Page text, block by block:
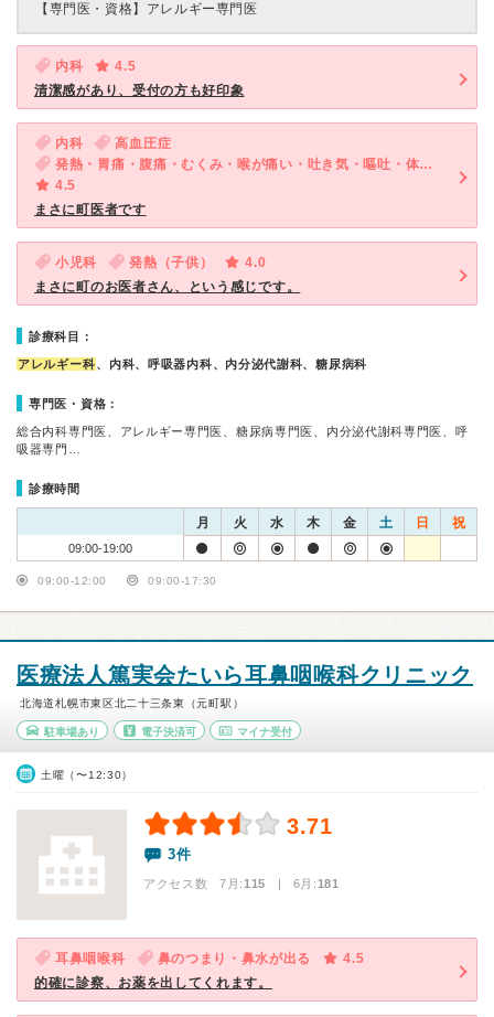
【専門医・資格】 アレルギー専門医
内科
4.5
清潔感があり、受付の方も好印象
内科
高血圧症
発熱・胃痛・腹痛・むくみ・喉が痛い・吐き気・嘔吐・体調不良
4.5
まさに町医者です
小児科 発熱（子供）
4.0
まさに町のお医者さん、という感じです。
診療科目：
アレルギー科、内科、呼吸器内科、内分泌代謝科、糖尿病科
専門医・資格：
総合内科専門医、アレルギー専門医、糖尿病専門医、内分泌代謝科専門医、呼
吸器専門…
診療時間
月 火 水 木 金 土 日 祝
09:00-19:00
09:00-12:00 09:00-17:30
医療法人篤実会たいら耳鼻咽喉科クリニック
北海道札幌市東区北二十三条東（元町駅）
駐車場あり 電子決済可 マイナ受付
土曜（〜12:30）
3.71
3件
アクセス数 7月:115 | 6月:181
耳鼻咽喉科 鼻のつまり・鼻水が出る
4.5
的確に診察、お薬を出してくれます。